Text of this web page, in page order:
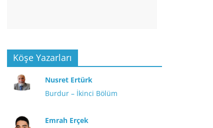
Köşe Yazarları
Nusret Ertürk
Burdur – İkinci Bölüm
Emrah Erçek